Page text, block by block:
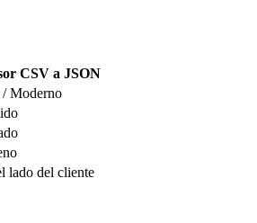
CSV a JSON
Moderno
lado del cliente